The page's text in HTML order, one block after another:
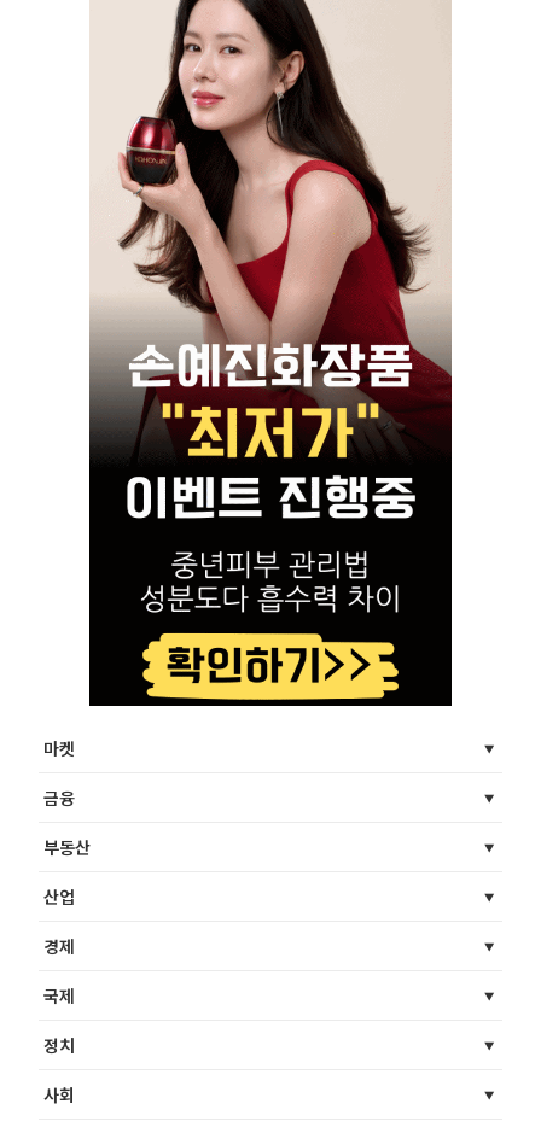
마켓
금융
부동산
산업
경제
국제
정치
사회